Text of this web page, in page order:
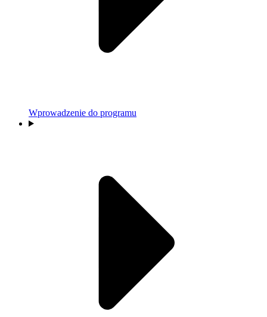
Wprowadzenie do programu